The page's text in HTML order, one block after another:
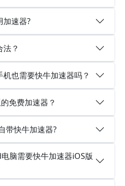
加速器?
？
也需要快牛加速器吗？
免费加速器？
带快牛加速器?
脑需要快牛加速器iOS版